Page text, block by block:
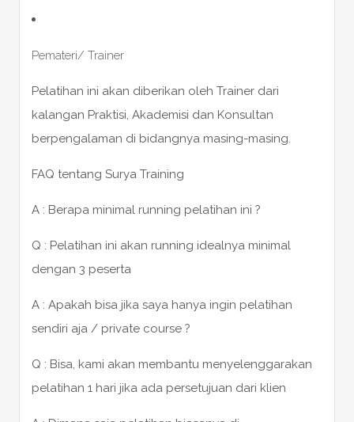
Pemateri/ Trainer
Pelatihan ini akan diberikan oleh Trainer dari
kalangan Praktisi, Akademisi dan Konsultan
berpengalaman di bidangnya masing-masing.
FAQ tentang Surya Training
A : Berapa minimal running pelatihan ini ?
Q : Pelatihan ini akan running idealnya minimal
dengan 3 peserta
A : Apakah bisa jika saya hanya ingin pelatihan
sendiri aja / private course ?
Q : Bisa, kami akan membantu menyelenggarakan
pelatihan 1 hari jika ada persetujuan dari klien